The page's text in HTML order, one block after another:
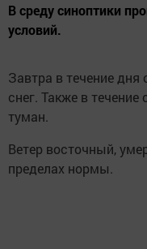
В среду синоптики
условий.
Завтра в течение дня
снег. Также в
туман.
Ветер восточный,
пределах нормы.